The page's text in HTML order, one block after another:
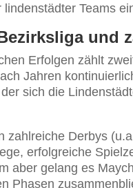
Teams
und
Erfolgen zählt
Jahren
sich die
zahlreiche Derbys
erfolgreiche
aber gelang es
Phasen